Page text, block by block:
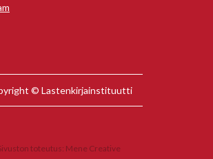
© Lastenkirjainstituutti
toteutus: Mene Creative